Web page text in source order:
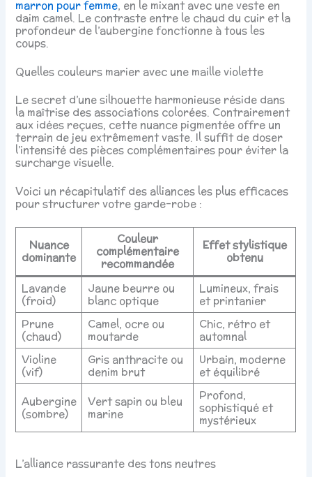
marron pour femme, en le mixant avec une veste en
daim camel. Le contraste entre le chaud du cuir et la
profondeur de l’aubergine fonctionne à tous les
coups.
Quelles couleurs marier avec une maille violette
Le secret d’une silhouette harmonieuse réside dans
la maîtrise des associations colorées. Contrairement
aux idées reçues, cette nuance pigmentée offre un
terrain de jeu extrêmement vaste. Il suffit de doser
l’intensité des pièces complémentaires pour éviter la
surcharge visuelle.
Voici un récapitulatif des alliances les plus efficaces
pour structurer votre garde-robe :
Nuance
dominante
Couleur
complémentaire
recommandée
Effet stylistique
obtenu
Lavande
(froid)
Jaune beurre ou
blanc optique
Lumineux, frais
et printanier
Prune
(chaud)
Camel, ocre ou
moutarde
Chic, rétro et
automnal
Violine
(vif)
Gris anthracite ou
denim brut
Urbain, moderne
et équilibré
Aubergine
(sombre)
Vert sapin ou bleu
marine
Profond,
sophistiqué et
mystérieux
L’alliance rassurante des tons neutres